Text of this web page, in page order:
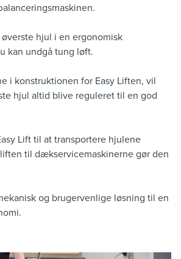
hjul i en ergonomisk
kan undgå tung løft.
i konstruktionen for Easy Liften, vil
hjul altid blive reguleret til en god
Lift til at transportere hjulene
til dækservicemaskinerne gør den
og brugervenlige løsning til en